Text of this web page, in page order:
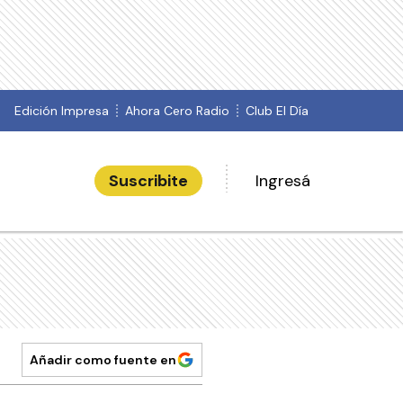
Edición Impresa Ahora Cero Radio Club El Día
Suscribite Ingresá
Añadir como fuente en